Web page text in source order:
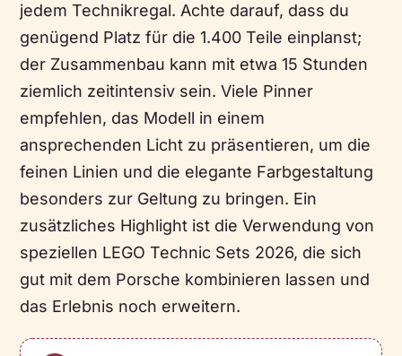
jedem Technikregal. Achte darauf, dass du
genügend Platz für die 1.400 Teile einplanst;
der Zusammenbau kann mit etwa 15 Stunden
ziemlich zeitintensiv sein. Viele Pinner
empfehlen, das Modell in einem
ansprechenden Licht zu präsentieren, um die
feinen Linien und die elegante Farbgestaltung
besonders zur Geltung zu bringen. Ein
zusätzliches Highlight ist die Verwendung von
speziellen LEGO Technic Sets 2026, die sich
gut mit dem Porsche kombinieren lassen und
das Erlebnis noch erweitern.